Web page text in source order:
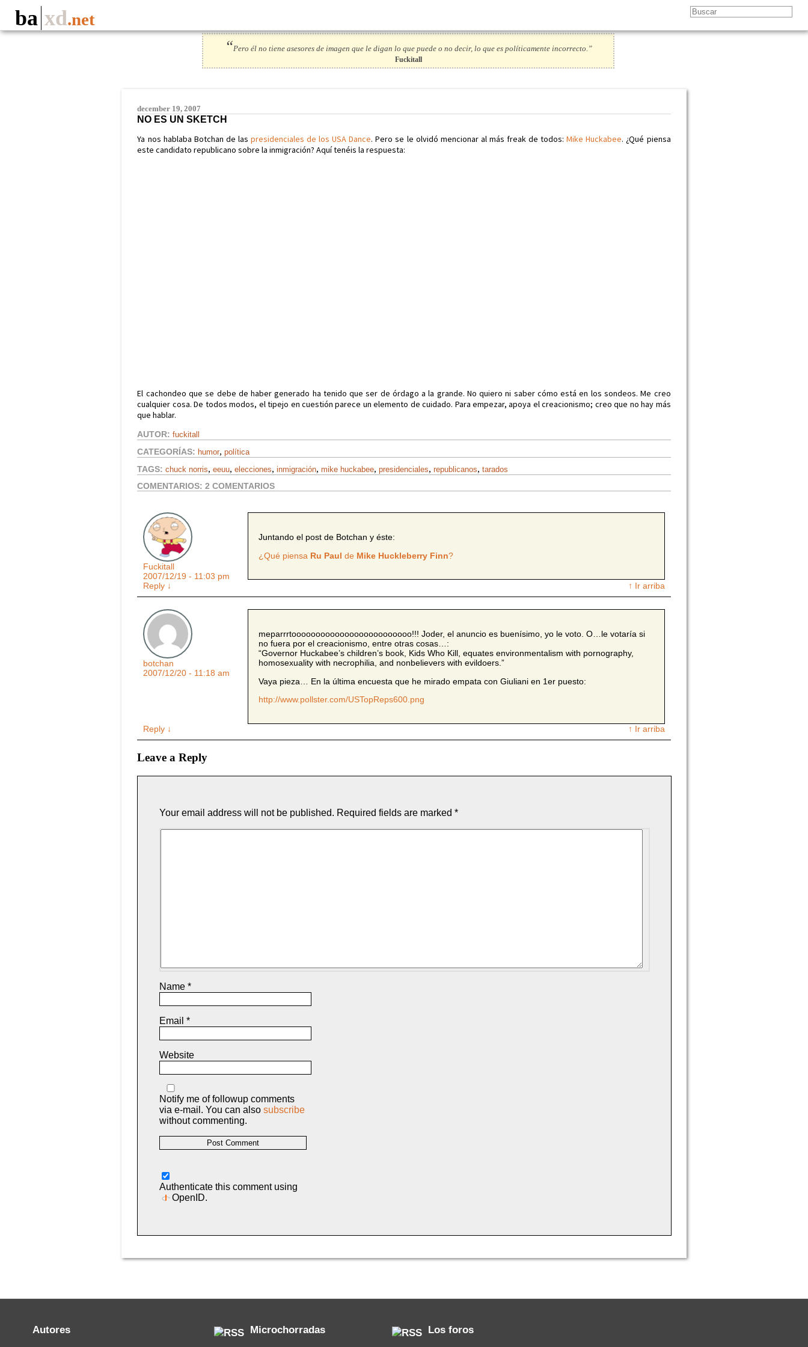
ba xd.net
“Pero él no tiene asesores de imagen que le digan lo que puede o no decir, lo que es políticamente incorrecto.”
Fuckitall
december 19, 2007
NO ES UN SKETCH
Ya nos hablaba Botchan de las presidenciales de los USA Dance. Pero se le olvidó mencionar al más freak de todos:Mike Huckabee. ¿Qué piensa
este candidato republicano sobre la inmigración? Aquí tenéis la respuesta:
El cachondeo que se debe de haber generado ha tenido que ser de órdago a la grande. No quiero ni saber cómo está en los sondeos. Me creo
cualquier cosa. De todos modos, el tipejo en cuestión parece un elemento de cuidado. Para empezar, apoya el creacionismo; creo que no hay más
que hablar.
AUTOR: fuckitall
CATEGORÍAS: humor,política
TAGS: chuck norris,eeuu,elecciones,inmigración,mike huckabee,presidenciales,republicanos,tarados
COMENTARIOS:2 COMENTARIOS
Fuckitall
2007/12/19 - 11:03 pm
Juntando el post de Botchan y éste:
¿Qué piensa Ru Paul de Mike Huckleberry Finn?
Reply ↓ ↑ Ir arriba
botchan
2007/12/20 - 11:18 am
meparrrtooooooooooooooooooooooooo!!! Joder, el anuncio es buenísimo, yo le voto. O…le votaría si
no fuera por el creacionismo, entre otras cosas…:
“Governor Huckabee’s children’s book, Kids Who Kill, equates environmentalism with pornography,
homosexuality with necrophilia, and nonbelievers with evildoers.”
Vaya pieza… En la última encuesta que he mirado empata con Giuliani en 1er puesto:
http://www.pollster.com/USTopReps600.png
Reply ↓ ↑ Ir arriba
Leave a Reply
Your email address will not be published. Required fields are marked *
Name *
Email *
Website
Notify me of followup comments
via e-mail. You can also subscribe
without commenting.
Authenticate this comment using
OpenID.
Autores Microchorradas Los foros